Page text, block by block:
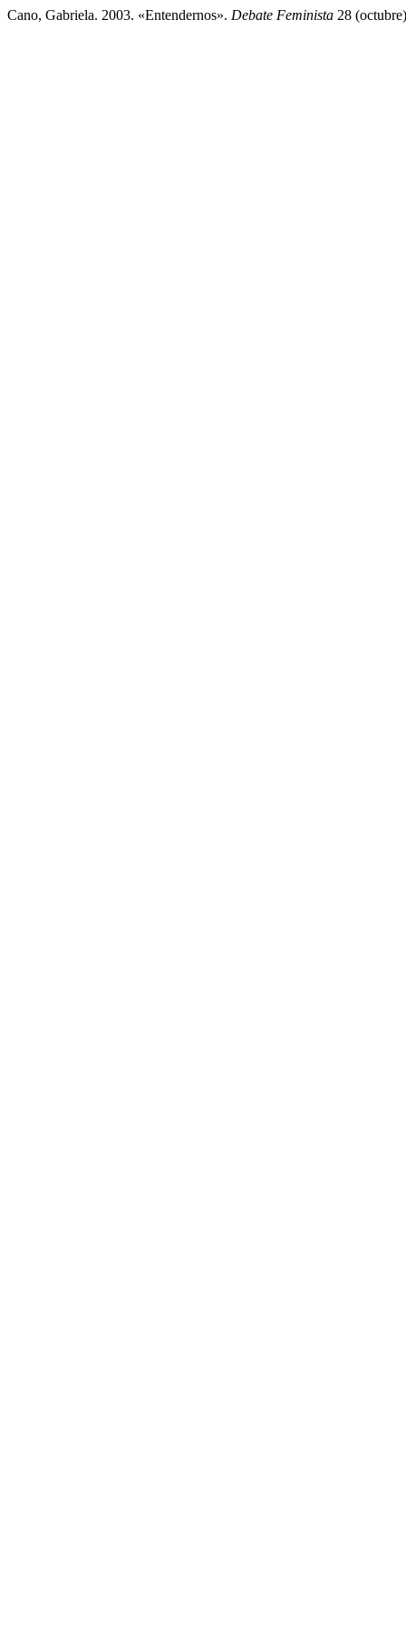
Cano, Gabriela. 2003. «Entendernos». Debate Feminista 28